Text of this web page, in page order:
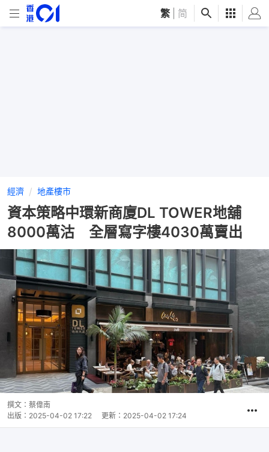
繁 简
經濟 地產樓市
資本策略中環新商廈DL TOWER地舖
8000萬沽 全層寫字樓4030萬賣出
撰文： 蔡偉南
出版： 2025-04-02 17:22 更新： 2025-04-02 17:24